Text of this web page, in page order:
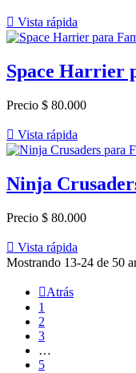
 Vista rápida
Space Harrier
Precio $ 80.000
 Vista rápida
Ninja
Precio $ 80.000
 Vista rápida
Mostrando 13-24 de 50
Atrás
1
2
3
…
5